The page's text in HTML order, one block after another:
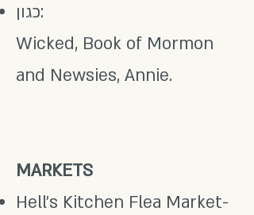
כגון:
Wicked, Book of Mormon
and Newsies, Annie.
MARKETS
Hell’s Kitchen Flea Market-